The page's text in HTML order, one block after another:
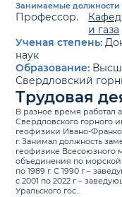
Занимаемые должности
Профессор.
и газа
Ученая степень:
наук
Образование:
Свердловский
Трудовая
В разное время работал
Свердловского горного
геофизики Ивано-
г. Занимал должность
геофизике Всесоюзного
объединения по
по 1989 г. С 1990 г –
с 2001 по 2022 г –
Уральского гос...